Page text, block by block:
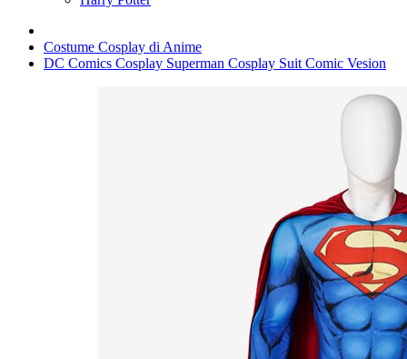
Costume Cosplay di Anime
DC Comics Cosplay Superman Cosplay Suit Comic Vesion